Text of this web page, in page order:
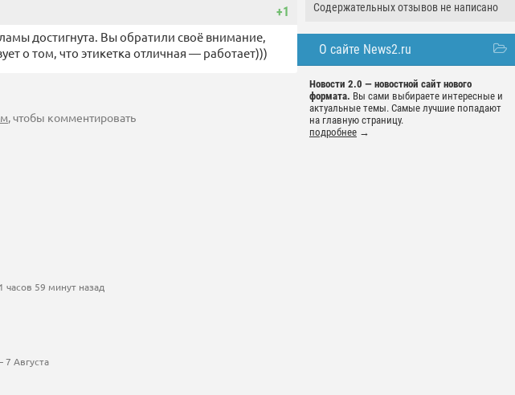
Содержательных отзывов не написано
О сайте News2.ru
Новости 2.0 — новостной сайт нового
формата. Вы сами выбираете интересные и
актуальные темы. Самые лучшие попадают
на главную страницу.
подробнее →
+1
достигнута. Вы обратили своё внимание,
о том, что этикетка отличная — работает)))
, чтобы комментировать
часов 59 минут назад
Августа